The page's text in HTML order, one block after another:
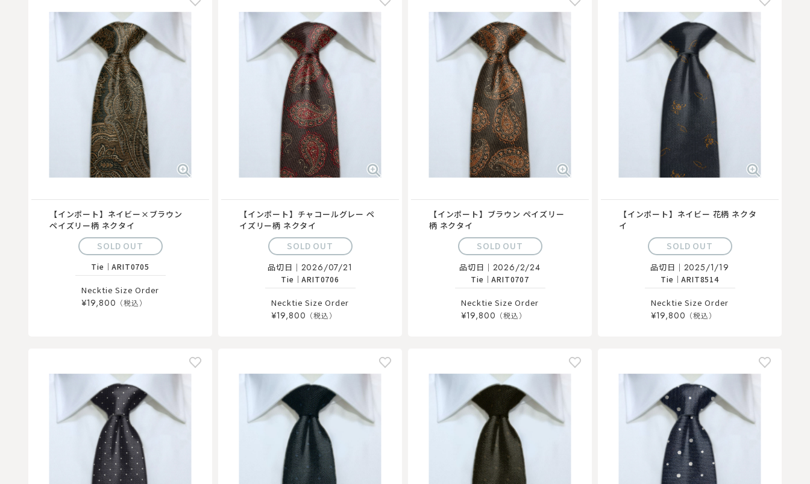
【インポート】ネイビー×ブラウン
ペイズリー柄 ネクタイ
SOLD OUT
Tie ｜ARIT0705
Necktie Size Order
¥19,800
【インポート】チャコールグレー ペ
イズリー柄 ネクタイ
SOLD OUT
品切日｜ 2026/07/21
Tie ｜ARIT0706
Necktie Size Order
¥19,800
【インポート】ブラウン ペイズリー
柄 ネクタイ
SOLD OUT
品切日｜ 2026/2/24
Tie ｜ARIT0707
Necktie Size Order
¥19,800
【インポート】ネイビー 花柄 ネクタ
イ
SOLD OUT
品切日｜ 2025/1/19
Tie ｜ARIT8514
Necktie Size Order
¥19,800